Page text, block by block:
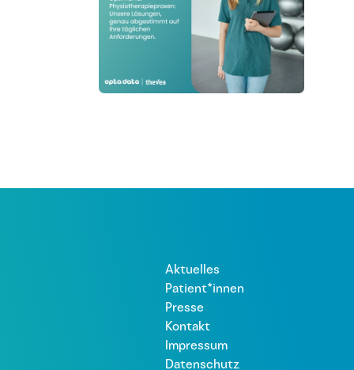
Aktuelles
Patient*innen
Presse
Kontakt
Impressum
Datenschutz